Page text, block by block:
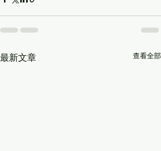
最新文章 查看全部